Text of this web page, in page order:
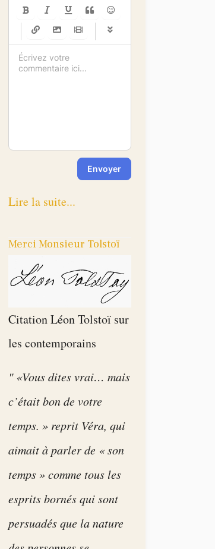
-
-
-
-
-
-
-
Envoyer
Lire la suite...
Merci Monsieur Tolstoï
Citation Léon Tolstoï sur
les contemporains
" «Vous dites vrai… mais
c’était bon de votre
temps. » reprit Véra, qui
aimait à parler de « son
temps » comme tous les
esprits bornés qui sont
persuadés que la nature